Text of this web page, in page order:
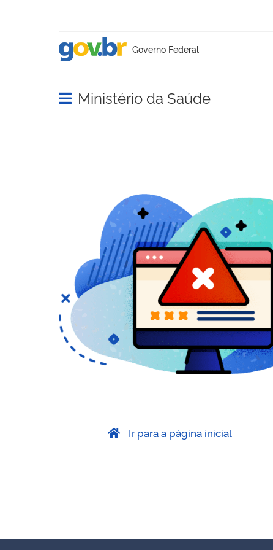
Abrir menu principal de navegação
Ministério da Saúde
Ir para a página inicial